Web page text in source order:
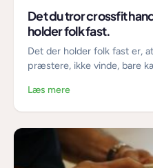
Det du tror crossfit
holder folk fast.
Det der holder folk fast er,
præstere, ikke vinde, bare
Læs mere